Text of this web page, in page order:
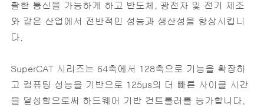
활한 통신을 가능하게 하고 반도체, 광전자 및 전기 제조
와 같은 산업에서 전반적인 성능과 생산성을 향상시킵니
다.
SuperCAT 시리즈는 64축에서 128축으로 기능을 확장하
고 컴퓨팅 성능을 기반으로 125μs의 더 빠른 사이클 시간
을 달성함으로써 하드웨어 기반 컨트롤러를 능가합니다.